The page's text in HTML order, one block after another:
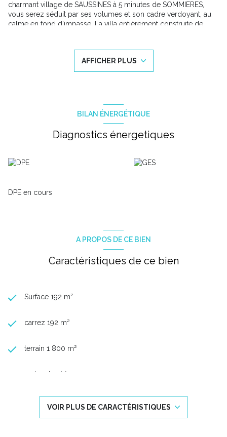
charmant village de SAUSSINES à 5 minutes de SOMMIERES,
vous serez séduit par ses volumes et son cadre verdoyant, au
calme en fond d'impasse. La villa entièrement construite de
parentale avec dressing et salle d'eau de 33 m2, 2 chambres de
17 m2 chacune communiquant avec la salle d'eau centrale, un
(enduits) et les terrasses. Le terrain est piscinable.
l'acquéreur de 4% TTC du prix hors honoraires. Prix hors
honoraires : 400 000 €. Pour plus d'informations, contactez
l'agence ESSENTIELLE. Vidéo sur demande.
English speaking agency.
AFFICHER PLUS
BILAN ÉNERGÉTIQUE
Diagnostics énergetiques
DPE en cours
A PROPOS DE CE BIEN
Caractéristiques de ce bien
Surface 192 m²
carrez 192 m²
terrain 1 800 m²
3 chambre(s)
VOIR PLUS DE CARACTÉRISTIQUES